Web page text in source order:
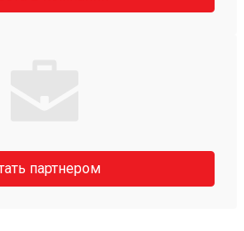
партнером